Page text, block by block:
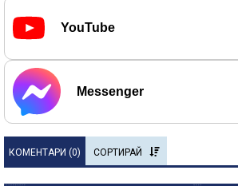
YouTube
Messenger
КОМЕНТАРИ (0) СОРТИРАЙ